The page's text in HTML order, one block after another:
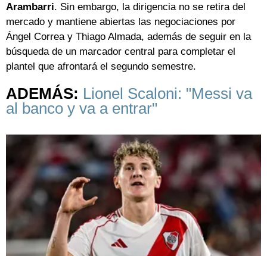
Arambarri. Sin embargo, la dirigencia no se retira del
mercado y mantiene abiertas las negociaciones por
Ángel Correa y Thiago Almada, además de seguir en la
búsqueda de un marcador central para completar el
plantel que afrontará el segundo semestre.
ADEMÁS: Lionel Scaloni: "Messi va
al banco y va a entrar"